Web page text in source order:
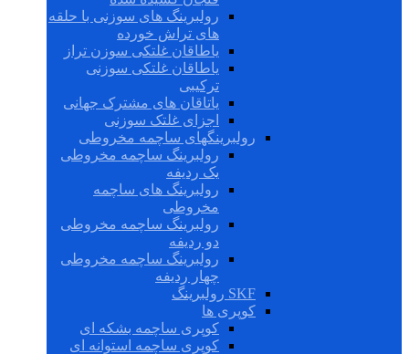
رولبرینگ های سوزنی با حلقه
های تراش خورده
یاطاقان غلتکی سوزن تراز
یاطاقان غلتکی سوزنی
ترکیبی
یاتاقان های مشترک جهانی
اجزای غلتک سوزنی
رولبرینگهای ساچمه مخروطی
رولبرینگ ساچمه مخروطی
یک ردیفه
رولبرینگ های ساچمه
مخروطی
رولبرینگ ساچمه مخروطی
دو ردیفه
رولبرینگ ساچمه مخروطی
چهار ردیفه
SKF رولبرینگ
کوپری ها
کوپری ساچمه بشکه ای
کوپری ساچمه استوانه ای